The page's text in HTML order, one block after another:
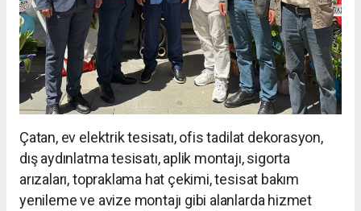
Çatan, ev elektrik tesisatı, ofis tadilat dekorasyon,
dış aydınlatma tesisatı, aplik montajı, sigorta
arızaları, topraklama hat çekimi, tesisat bakım
yenileme ve avize montajı gibi alanlarda hizmet